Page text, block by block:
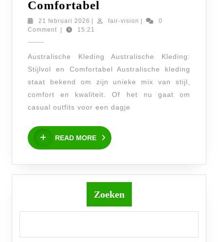
Comfortabel
Australische
en
Comfortabel
21 februari 2026 21
februari
fair-vision fair-
0
Comment
15:21
Australische Kleding Australische Kleding:
Stijlvol en Comfortabel Australische kleding
staat bekend om zijn unieke mix van stijl,
comfort en kwaliteit. Of het nu gaat om
casual outfits voor een dagje
READ MORE
READ
MORE
Zoeken